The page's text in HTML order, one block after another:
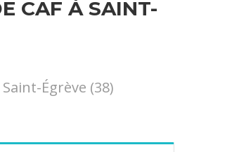
CAF À SAINT-
Égrève (38)